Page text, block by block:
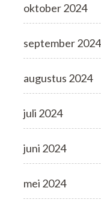
oktober 2024
september 2024
augustus 2024
juli 2024
juni 2024
mei 2024